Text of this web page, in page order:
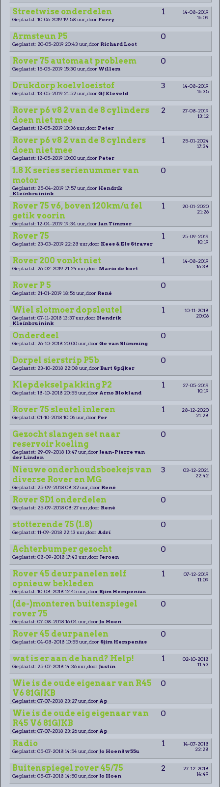
Streetwise onderdelen 1
14-08-2019
16:09
Geplaatst: 10-06-2019 19:58 uur, door Ferry
Armsteun P5 0
Geplaatst: 20-05-2019 20:43 uur, door Richard Loot
Rover 75 automaat probleem 0
Geplaatst: 15-05-2019 15:30 uur, door Willem
Drukdorp koelvloeistof 3
14-08-2019
16:35
Geplaatst: 13-05-2019 21:52 uur, door GJ Eleveld
Rover p6 v8 2 van de 8 cylinders
doen niet mee
2
27-08-2019
13:12
Geplaatst: 12-05-2019 10:36 uur, door Peter
Rover p6 v8 2 van de 8 cylnders
doen niet mee
1
25-01-2024
17:34
Geplaatst: 12-05-2019 10:00 uur, door Peter
1.8 K series serienummer van
motor
0
Geplaatst: 25-04-2019 17:57 uur, door Hendrik
Kleinbruinink
Rover 75 v6, boven 120km/u fel
getik voorin
1
20-01-2020
21:26
Geplaatst: 12-04-2019 19:34 uur, door Jan Timmer
Rover 75 1
25-09-2019
10:19
Geplaatst: 23-03-2019 22:28 uur, door Kees & Els Straver
Rover 200 vonkt niet 1
14-08-2019
16:38
Geplaatst: 26-02-2019 21:24 uur, door Mario de kort
Rover P 5 0
Geplaatst: 21-01-2019 18:56 uur, door René
Wiel slotmoer dopsleutel 1
10-11-2018
20:06
Geplaatst: 07-11-2018 13:37 uur, door Hendrik
Kleinbruinink
Onderdeel 0
Geplaatst: 26-10-2018 20:00 uur, door Ge van Slimming
Dorpel sierstrip P5b 0
Geplaatst: 23-10-2018 22:08 uur, door Bart Spijker
Klepdekselpakking P2 1
27-05-2019
10:19
Geplaatst: 18-10-2018 20:55 uur, door Arno Blokland
Rover 75 sleutel inleren 1
28-12-2020
21:28
Geplaatst: 01-10-2018 10:06 uur, door Fer
Gezocht slangen set naar
reservoir koeling
0
Geplaatst: 29-09-2018 13:47 uur, door Jean-Pierre van
der Linden
Nieuwe onderhoudsboekejs van
diverse Rover en MG
3
03-12-2021
22:42
Geplaatst: 25-09-2018 08:32 uur, door René
Rover SD1 onderdelen 0
Geplaatst: 25-09-2018 08:27 uur, door René
stotterende 75 (1.8) 0
Geplaatst: 11-09-2018 22:13 uur, door Adri
Achterbumper gezocht 0
Geplaatst: 08-09-2018 17:43 uur, door Jeroen
Rover 45 deurpanelen zelf
opnieuw bekleden
1
07-12-2019
11:09
Geplaatst: 10-08-2018 12:45 uur, door Sjim Hempenius
(de-)monteren buitenspiegel
rover 75
0
Geplaatst: 07-08-2018 16:04 uur, door Jo Hoen
Rover 45 deurpanelen 0
Geplaatst: 04-08-2018 10:55 uur, door Sjim Hempenius
wat is er aan de hand? Help! 1
02-10-2018
11:43
Geplaatst: 25-07-2018 14:36 uur, door Justin
Wie is de oude eigenaar van R45
V6 81GJKB
0
Geplaatst: 07-07-2018 23:27 uur, door Ap
Wie is de oude eig eigenaar van
R45 V6 81GJKB
0
Geplaatst: 07-07-2018 23:26 uur, door Ap
Radio 1
14-07-2018
22:28
Geplaatst: 05-07-2018 14:54 uur, door Jo Hoen8w55u
Buitenspiegel rover 45/75 2
27-12-2018
14:49
Geplaatst: 05-07-2018 14:50 uur, door Jo Hoen